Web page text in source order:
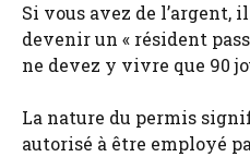
Si vous avez de l’argent,
devenir un « résident
ne devez y vivre que 90
La nature du permis
autorisé à être employé